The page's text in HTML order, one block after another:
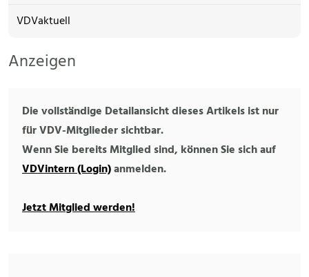
VDVaktuell
Anzeigen
Die vollständige Detailansicht dieses Artikels ist nur
für VDV-Mitglieder sichtbar.
Wenn Sie bereits Mitglied sind, können Sie sich auf
VDVintern (Login)anmelden.
Jetzt Mitglied werden!